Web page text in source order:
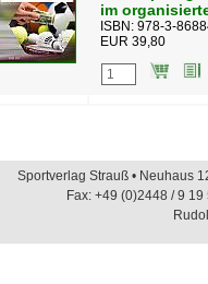
im
ISBN: 978-3-
EUR 39,80
Sportverlag Strauß • Neuhaus
Fax: +49 (0)2448 / 9